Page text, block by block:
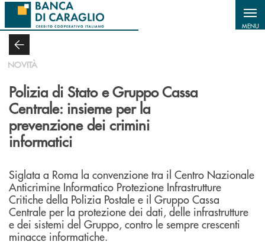
Salta al contenuto principale
MENU
NOVITÀ
Polizia di Stato e Gruppo Cassa
Centrale: insieme per la
prevenzione dei crimini
informatici
Siglata a Roma la convenzione tra il Centro Nazionale
Anticrimine Informatico Protezione Infrastrutture
Critiche della Polizia Postale e il Gruppo Cassa
Centrale per la protezione dei dati, delle infrastrutture
e dei sistemi del Gruppo, contro le sempre crescenti
minacce informatiche.